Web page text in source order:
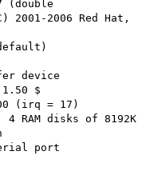
(double
2001-2006 Red Hat,
device
$
(irq = 17)
RAM disks of 8192K
port